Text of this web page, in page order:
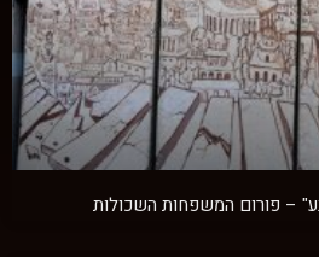
– פורום המשפחות השכולות